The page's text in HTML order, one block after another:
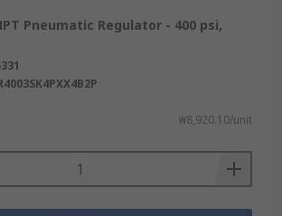
Pneumatic Regulator - 400 psi,
₩8,920.10/unit